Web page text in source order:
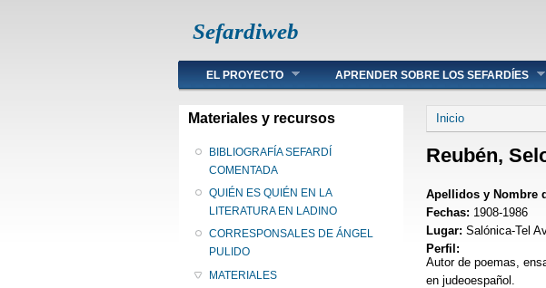
Sefardiweb
Main menu
EL PROYECTO APRENDER SOBRE LOS SEFARDÍES
Materiales y recursos
BIBLIOGRAFÍA SEFARDÍ
COMENTADA
QUIÉN ES QUIÉN EN LA
LITERATURA EN LADINO
CORRESPONSALES DE ÁNGEL
PULIDO
MATERIALES
Se encuentra
Inicio
Reubén,
Apellidos y Nombre
Fechas: 1908-1986
Lugar: Salónica-Tel
Perfil:
Autor de poemas,
en judeoespañol.